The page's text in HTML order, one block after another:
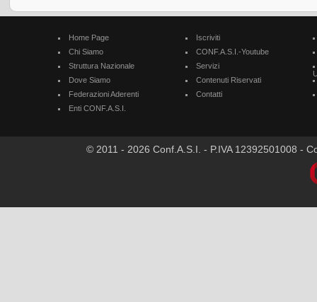
Home Page
Chi Siamo
Struttura Nazionale
Dove Siamo
Federazioni Aderenti
Enti CONF.A.S.I.
Iscriviti
CONF.A.S.I.-Youtube
Servizi
Contenuti Riservati
Contatti
© 2011 - 2026 Conf.A.S.I. - P.IVA 12392501008 -